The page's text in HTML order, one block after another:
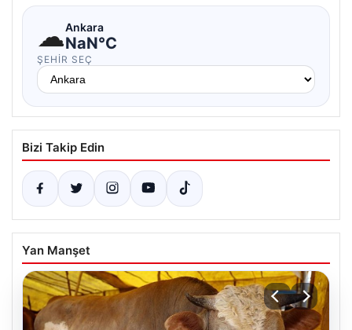
☁Ankara
NaN°C
ŞEHIR SEÇ
Bizi Takip Edin
Yan Manşet